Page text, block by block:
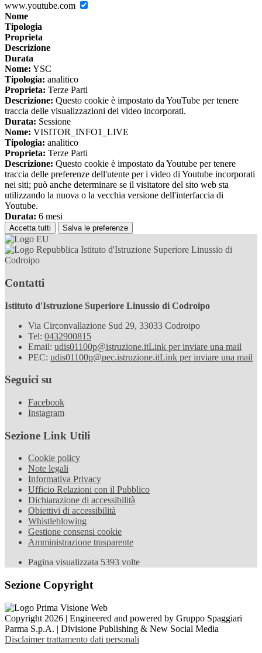
www.youtube.com
Nome
Tipologia
Proprieta
Descrizione
Durata
Nome: YSC
Tipologia: analitico
Proprieta: Terze Parti
Descrizione: Questo cookie è impostato da YouTube per tenere
traccia delle visualizzazioni dei video incorporati.
Durata: Sessione
Nome: VISITOR_INFO1_LIVE
Tipologia: analitico
Proprieta: Terze Parti
Descrizione: Questo cookie è impostato da Youtube per tenere
traccia delle preferenze dell'utente per i video di Youtube incorporati
nei siti; può anche determinare se il visitatore del sito web sta
utilizzando la nuova o la vecchia versione dell'interfaccia di
Youtube.
Durata: 6 mesi
Accetta tutti Salva le preferenze
Istituto d'Istruzione Superiore Linussio di
Codroipo
Contatti
Istituto d'Istruzione Superiore Linussio di Codroipo
Via Circonvallazione Sud 29, 33033 Codroipo
Tel: 0432900815
Email: udis01100p@istruzione.itLink per inviare una mail
PEC: udis01100p@pec.istruzione.itLink per inviare una mail
Seguici su
Facebook
Instagram
Sezione Link Utili
Cookie policy
Note legali
Informativa Privacy
Ufficio Relazioni con il Pubblico
Dichiarazione di accessibilità
Obiettivi di accessibilità
Whistleblowing
Gestione consensi cookie
Amministrazione trasparente
Pagina visualizzata 5393 volte
Sezione Copyright
Copyright 2026 | Engineered and powered by Gruppo Spaggiari
Parma S.p.A. | Divisione Publishing & New Social Media
Disclaimer trattamento dati personali